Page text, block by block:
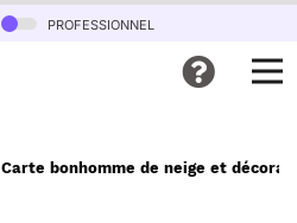
professionnel
Carte bonhomme de neige et